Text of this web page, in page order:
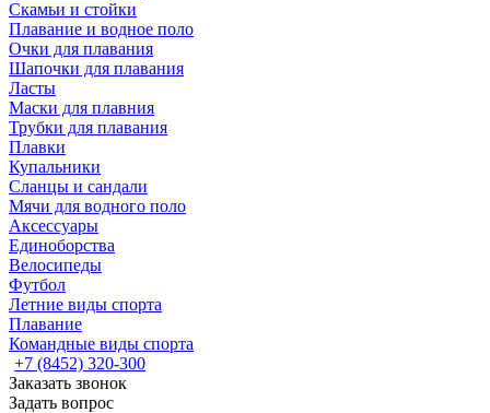
Скамьи и стойки
Плавание и водное поло
Очки для плавания
Шапочки для плавания
Ласты
Маски для плавния
Трубки для плавания
Плавки
Купальники
Сланцы и сандали
Мячи для водного поло
Аксессуары
Единоборства
Велосипеды
Футбол
Летние виды спорта
Плавание
Командные виды спорта
+7 (8452) 320-300
Заказать звонок
Задать вопрос